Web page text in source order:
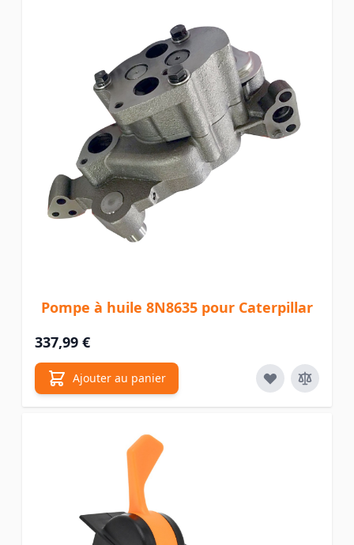
Pompe à huile 8N8635 pour Caterpillar
337,99 €
Ajouter au panier